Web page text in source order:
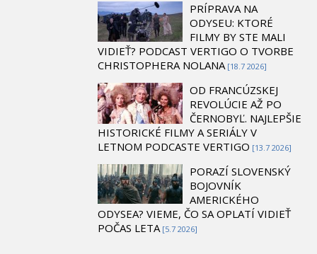
PRÍPRAVA NA
ODYSEU: KTORÉ
FILMY BY STE MALI
VIDIEŤ? PODCAST VERTIGO O TVORBE
CHRISTOPHERA NOLANA [18.7 2026]
OD FRANCÚZSKEJ
REVOLÚCIE AŽ PO
ČERNOBYĽ. NAJLEPŠIE
HISTORICKÉ FILMY A SERIÁLY V
LETNOM PODCASTE VERTIGO [13.7 2026]
PORAZÍ SLOVENSKÝ
BOJOVNÍK
AMERICKÉHO
ODYSEA? VIEME, ČO SA OPLATÍ VIDIEŤ
POČAS LETA [5.7 2026]